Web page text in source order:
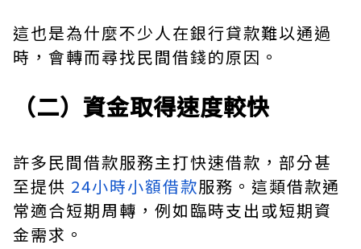
這也是為什麼不少人在銀行貸款難以通過
時，會轉而尋找民間借錢的原因。
（二）資金取得速度較快
許多民間借款服務主打快速借款，部分甚
至提供 24小時小額借款服務。這類借款通
常適合短期周轉，例如臨時支出或短期資
金需求。